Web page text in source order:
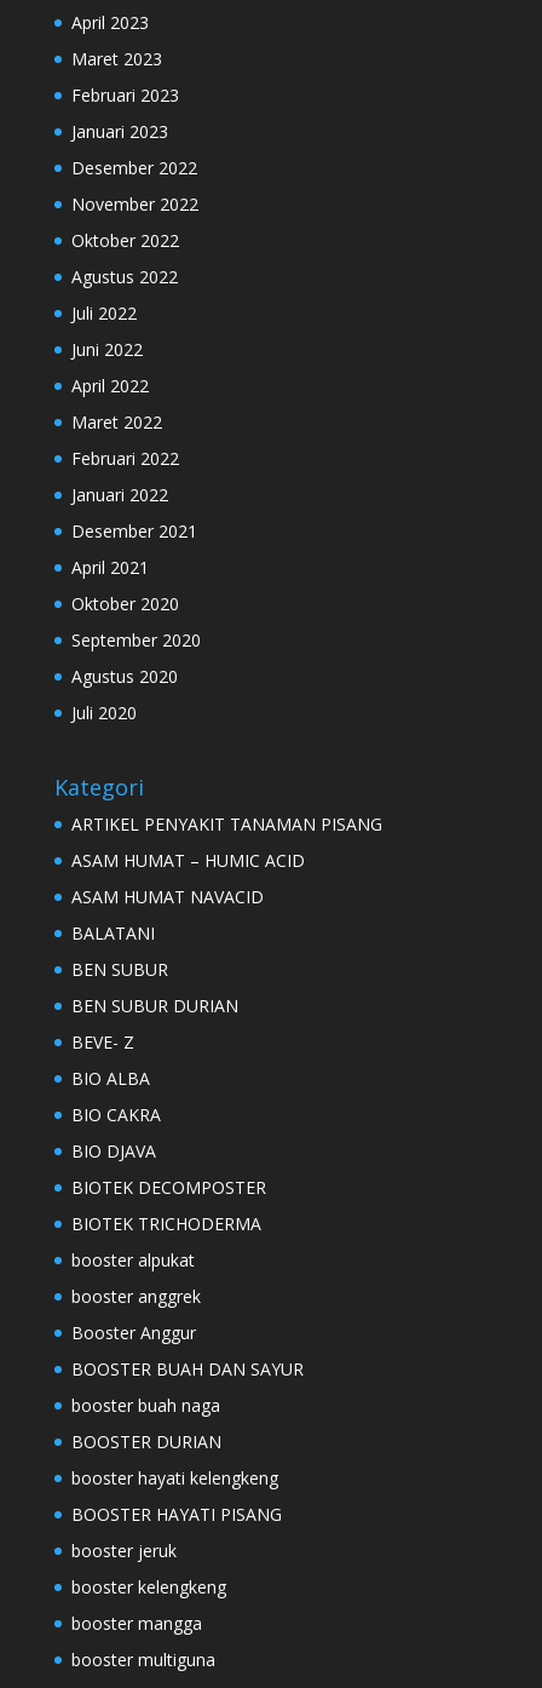
April 2023
Maret 2023
Februari 2023
Januari 2023
Desember 2022
November 2022
Oktober 2022
Agustus 2022
Juli 2022
Juni 2022
April 2022
Maret 2022
Februari 2022
Januari 2022
Desember 2021
April 2021
Oktober 2020
September 2020
Agustus 2020
Juli 2020
Kategori
ARTIKEL PENYAKIT TANAMAN PISANG
ASAM HUMAT – HUMIC ACID
ASAM HUMAT NAVACID
BALATANI
BEN SUBUR
BEN SUBUR DURIAN
BEVE- Z
BIO ALBA
BIO CAKRA
BIO DJAVA
BIOTEK DECOMPOSTER
BIOTEK TRICHODERMA
booster alpukat
booster anggrek
Booster Anggur
BOOSTER BUAH DAN SAYUR
booster buah naga
BOOSTER DURIAN
booster hayati kelengkeng
BOOSTER HAYATI PISANG
booster jeruk
booster kelengkeng
booster mangga
booster multiguna